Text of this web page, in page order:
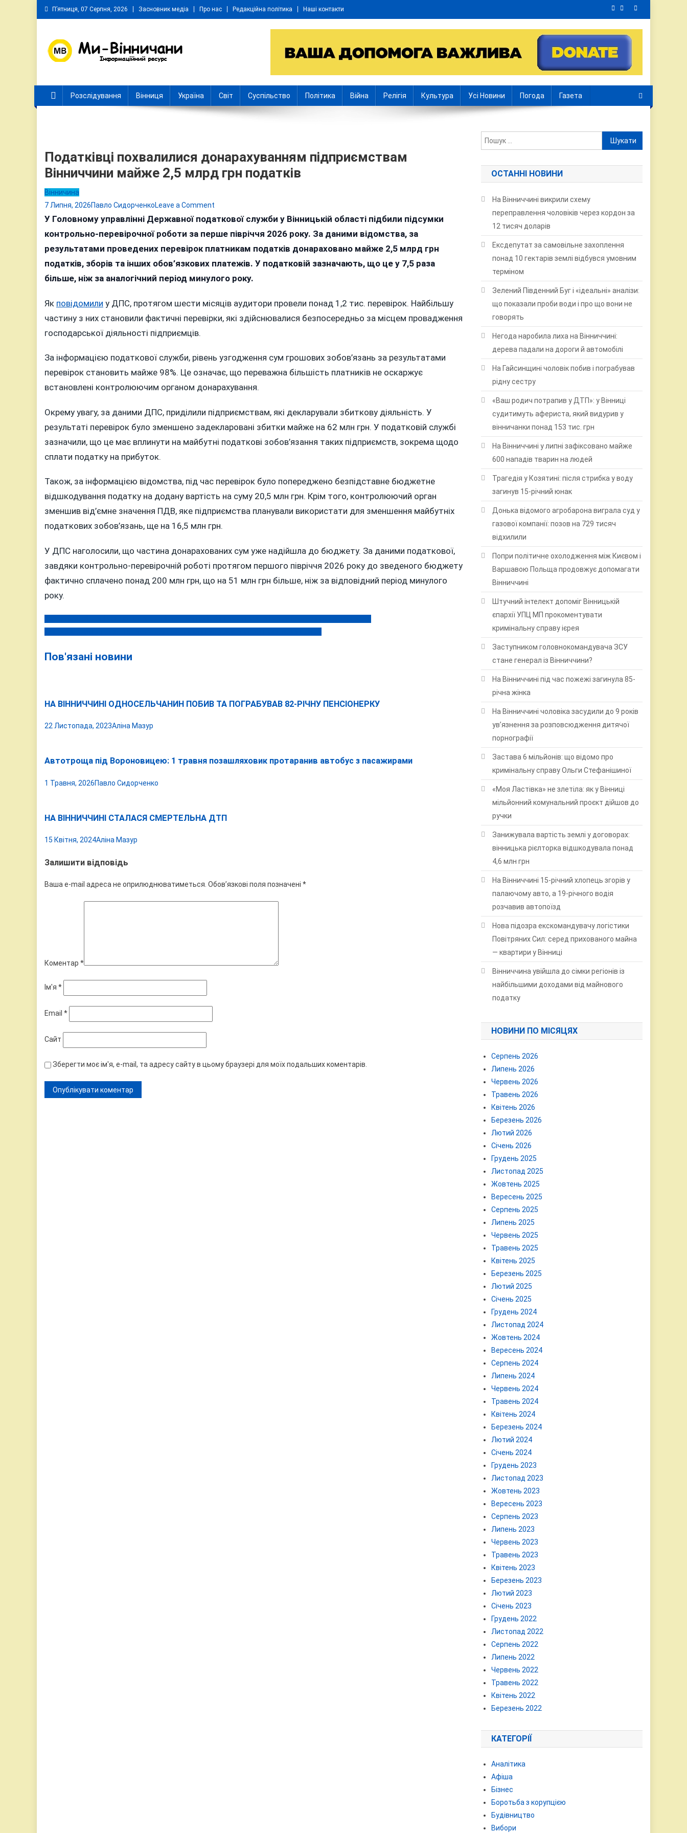
Skip
to
П’ятниця, 07 Серпня, 2026 Засновник медіа Про нас Редакційна політика Наші контакти
Розслідування Вінниця Україна Світ Суспільство Політика Війна Релігія Культура Усі Новини Погода Газета
Податківці похвалилися донарахуванням підприємствам
Вінниччини майже 2,5 млрд грн податків
Вінничина
7 Липня, 2026Павло СидорченкоLeave a Comment
Податківці
похвалилися
підприємствам
Вінниччини
майже
млрд
грн
У Головному управлінні Державної податкової служби у Вінницькій області підбили підсумки
контрольно-перевірочної роботи за перше півріччя 2026 року. За даними відомства, за
результатами проведених перевірок платникам податків донараховано майже 2,5 млрд грн
податків, зборів та інших обов’язкових платежів. У податковій зазначають, що це у 7,5 раза
більше, ніж за аналогічний період минулого року.
Як повідомили у ДПС, протягом шести місяців аудитори провели понад 1,2 тис. перевірок. Найбільшу
частину з них становили фактичні перевірки, які здійснювалися безпосередньо за місцем провадження
господарської діяльності підприємців.
За інформацією податкової служби, рівень узгодження сум грошових зобов’язань за результатами
перевірок становить майже 98%. Це означає, що переважна більшість платників не оскаржує
встановлені контролюючим органом донарахування.
Окрему увагу, за даними ДПС, приділили підприємствам, які декларували збиткову діяльність. У
результаті перевірок було зменшено задекларовані збитки майже на 62 млн грн. У податковій службі
зазначили, що це має вплинути на майбутні податкові зобов’язання таких підприємств, зокрема щодо
сплати податку на прибуток.
Також, за інформацією відомства, під час перевірок було попереджено безпідставне бюджетне
відшкодування податку на додану вартість на суму 20,5 млн грн. Крім того, контролюючий орган
зменшив від’ємне значення ПДВ, яке підприємства планували використати для зменшення майбутніх
податкових зобов’язань, ще на 16,5 млн грн.
У ДПС наголосили, що частина донарахованих сум уже надійшла до бюджету. За даними податкової,
завдяки контрольно-перевірочній роботі протягом першого півріччя 2026 року до зведеного бюджету
фактично сплачено понад 200 млн грн, що на 51 млн грн більше, ніж за відповідний період минулого
року.
Навігація
Пов'язані новини
НА ВІННИЧЧИНІ ОДНОСЕЛЬЧАНИН ПОБИВ ТА ПОГРАБУВАВ 82-РІЧНУ ПЕНСІОНЕРКУ
22 Листопада, 2023Аліна Мазур
Автотроща під Вороновицею: 1 травня позашляховик протаранив автобус з пасажирами
1 Травня, 2026Павло Сидорченко
НА ВІННИЧЧИНІ СТАЛАСЯ СМЕРТЕЛЬНА ДТП
15 Квітня, 2024Аліна Мазур
Залишити відповідь
Ваша e-mail адреса не оприлюднюватиметься. Обов’язкові поля позначені *
Коментар *
Ім'я *
Email *
Сайт
Зберегти моє ім'я, e-mail, та адресу сайту в цьому браузері для моїх подальших коментарів.
Пошук:
ОСТАННІ НОВИНИ
На Вінниччині викрили схему
переправлення чоловіків через кордон за
12 тисяч доларів
Ексдепутат за самовільне захоплення
понад 10 гектарів землі відбувся умовним
терміном
Зелений Південний Буг і «ідеальні» аналізи:
що показали проби води і про що вони не
говорять
Негода наробила лиха на Вінниччині:
дерева падали на дороги й автомобілі
На Гайсинщині чоловік побив і пограбував
рідну сестру
«Ваш родич потрапив у ДТП»: у Вінниці
судитимуть афериста, який видурив у
вінничанки понад 153 тис. грн
На Вінниччині у липні зафіксовано майже
600 нападів тварин на людей
Трагедія у Козятині: після стрибка у воду
загинув 15-річний юнак
Донька відомого агробарона виграла суд у
газової компанії: позов на 729 тисяч
відхилили
Попри політичне охолодження між Києвом і
Варшавою Польща продовжує допомагати
Вінниччині
Штучний інтелект допоміг Вінницькій
єпархії УПЦ МП прокоментувати
кримінальну справу ієрея
Заступником головнокомандувача ЗСУ
стане генерал із Вінниччини?
На Вінниччині під час пожежі загинула 85-
річна жінка
На Вінниччині чоловіка засудили до 9 років
ув’язнення за розповсюдження дитячої
порнографії
Застава 6 мільйонів: що відомо про
кримінальну справу Ольги Стефанішиної
«Моя Ластівка» не злетіла: як у Вінниці
мільйонний комунальний проєкт дійшов до
ручки
Занижувала вартість землі у договорах:
вінницька рієлторка відшкодувала понад
4,6 млн грн
На Вінниччині 15-річний хлопець згорів у
палаючому авто, а 19-річного водія
розчавив автопоїзд
Нова підозра екскомандувачу логістики
Повітряних Сил: серед прихованого майна
— квартири у Вінниці
Вінниччина увійшла до сімки регіонів із
найбільшими доходами від майнового
податку
НОВИНИ ПО МІСЯЦЯХ
Серпень 2026
Липень 2026
Червень 2026
Травень 2026
Квітень 2026
Березень 2026
Лютий 2026
Січень 2026
Грудень 2025
Листопад 2025
Жовтень 2025
Вересень 2025
Серпень 2025
Липень 2025
Червень 2025
Травень 2025
Квітень 2025
Березень 2025
Лютий 2025
Січень 2025
Грудень 2024
Листопад 2024
Жовтень 2024
Вересень 2024
Серпень 2024
Липень 2024
Червень 2024
Травень 2024
Квітень 2024
Березень 2024
Лютий 2024
Січень 2024
Грудень 2023
Листопад 2023
Жовтень 2023
Вересень 2023
Серпень 2023
Липень 2023
Червень 2023
Травень 2023
Квітень 2023
Березень 2023
Лютий 2023
Січень 2023
Грудень 2022
Листопад 2022
Серпень 2022
Липень 2022
Червень 2022
Травень 2022
Квітень 2022
Березень 2022
КАТЕГОРІЇ
Аналітика
Афіша
Бізнес
Боротьба з корупцією
Будівництво
Вибори